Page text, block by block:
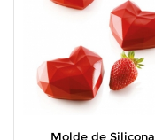
Molde de Silicona